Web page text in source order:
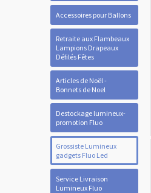
Accessoires pour Ballons
Retraite aux Flambeaux
Lampions Drapeaux
Défilés Fêtes
Articles de Noël -
Bonnets de Noel
Destockage lumineux-
promotion Fluo
Grossiste Lumineux
gadgets Fluo Led
Service Livraison
Lumineux Fluo